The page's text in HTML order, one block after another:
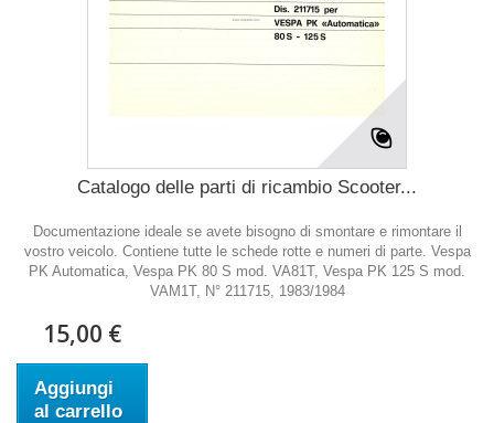
Catalogo delle parti di ricambio Scooter...
Documentazione ideale se avete bisogno di smontare e rimontare il
vostro veicolo. Contiene tutte le schede rotte e numeri di parte. Vespa
PK Automatica, Vespa PK 80 S mod. VA81T, Vespa PK 125 S mod.
VAM1T, N° 211715, 1983/1984
15,00 €
Aggiungi
al carrello